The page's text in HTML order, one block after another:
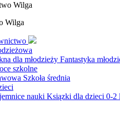
Wilga
dla młodzieży Fantastyka
szkolne
Szkoła średnia
nauki Ksiązki dla dzieci 0-2